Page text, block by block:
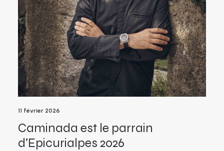
11 février 2026
Caminada est le parrain
d’Epicurialpes 2026